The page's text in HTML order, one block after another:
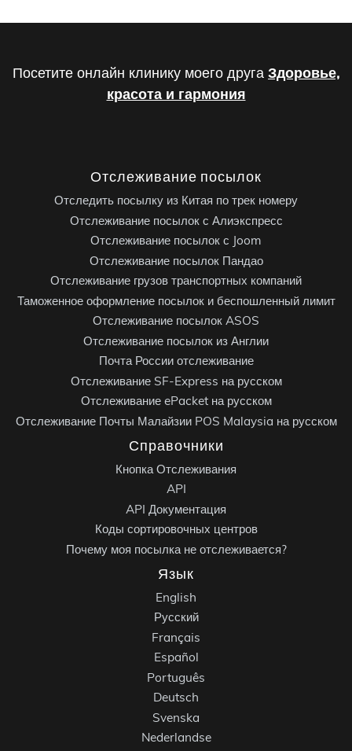
Посетите онлайн клинику моего друга Здоровье,
красота и гармония
Отслеживание посылок
Отследить посылку из Китая по трек номеру
Отслеживание посылок с Алиэкспресс
Отслеживание посылок с Joom
Отслеживание посылок Пандао
Отслеживание грузов транспортных компаний
Таможенное оформление посылок и беспошленный лимит
Отслеживание посылок ASOS
Отслеживание посылок из Англии
Почта России отслеживание
Отслеживание SF-Express на русском
Отслеживание ePacket на русском
Отслеживание Почты Малайзии POS Malaysia на русском
Справочники
Кнопка Отслеживания
API
API Документация
Коды сортировочных центров
Почему моя посылка не отслеживается?
Язык
English
Русский
Français
Español
Português
Deutsch
Svenska
Nederlandse